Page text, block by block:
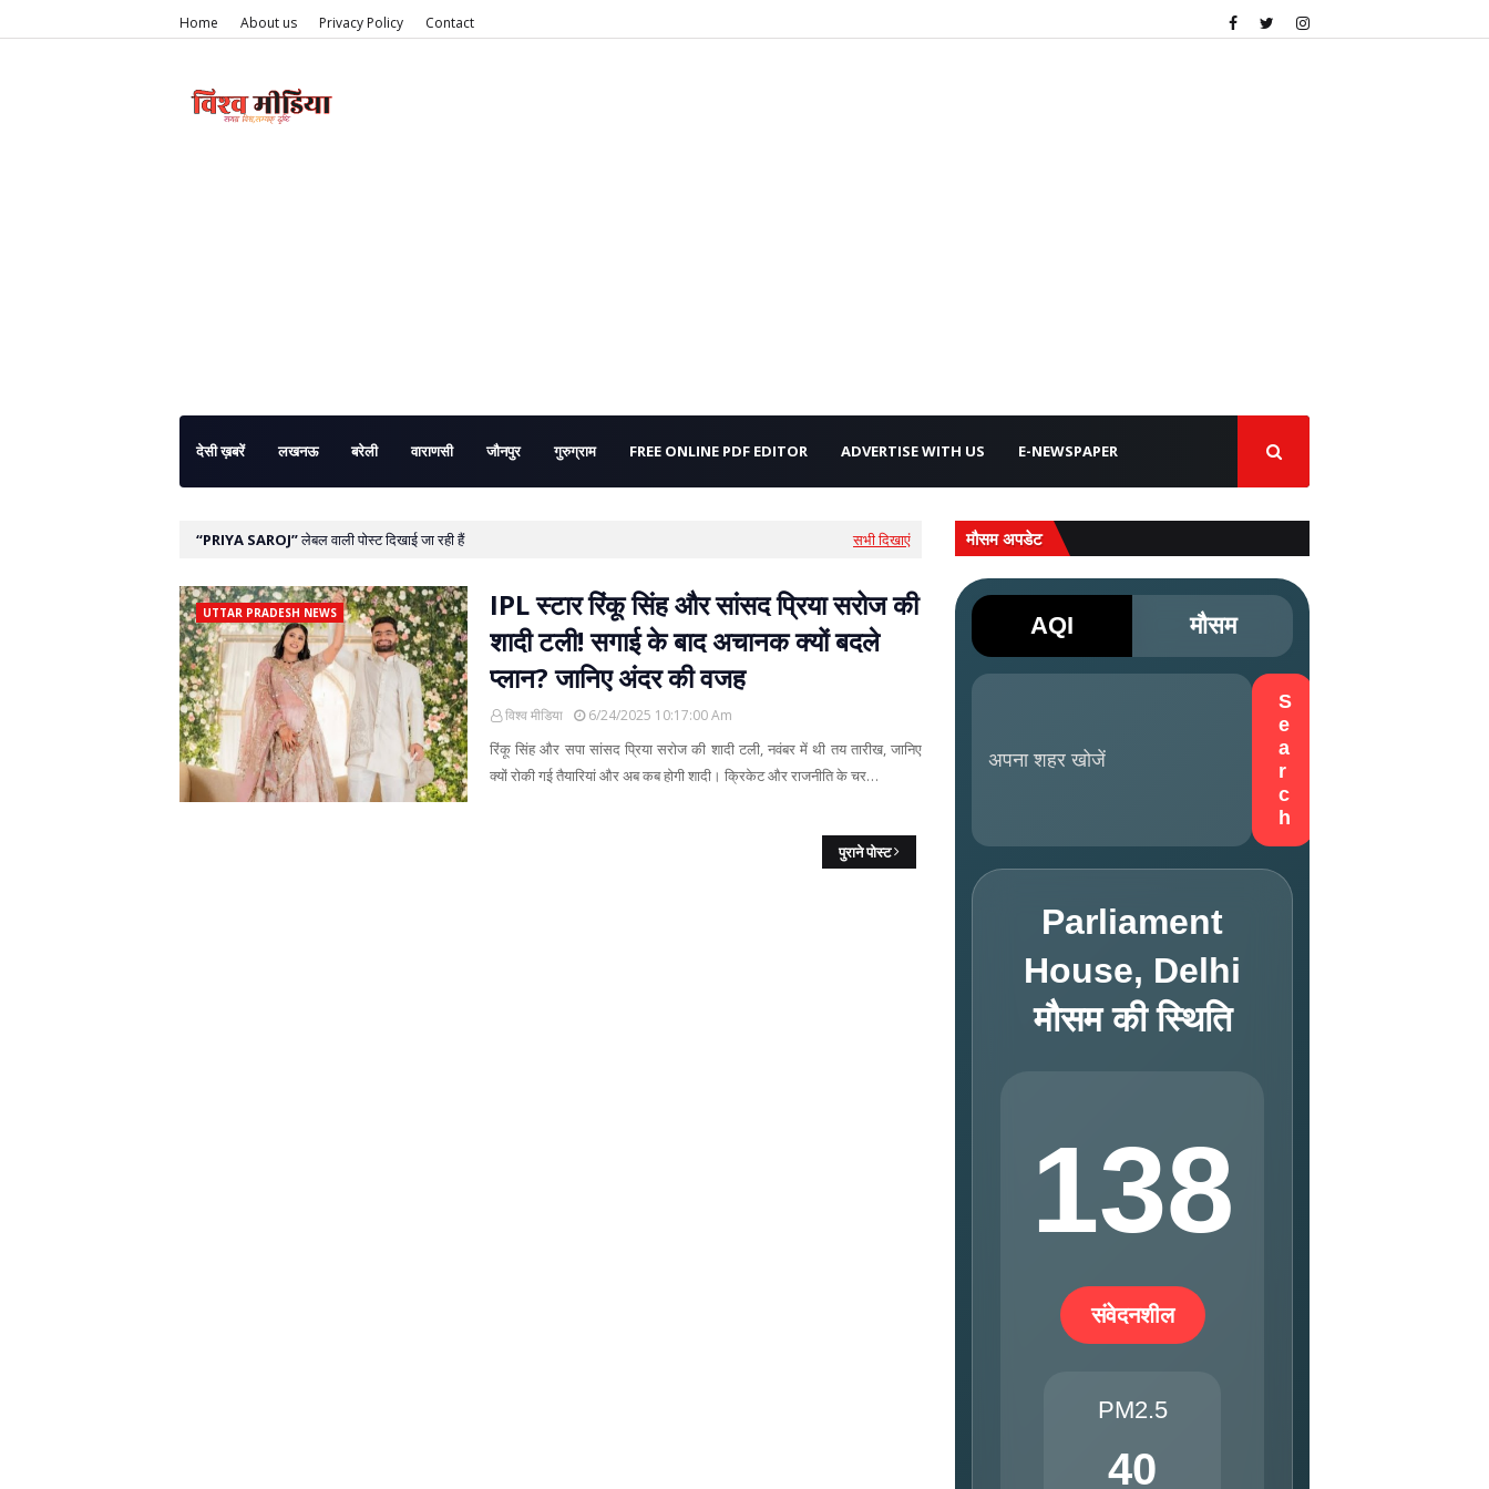
Home About us Privacy Policy Contact
देसी ख़बरें लखनऊ बरेली वाराणसी जौनपुर गुरुग्राम FREE ONLINE PDF EDITOR ADVERTISE WITH US E-NEWSPAPER
PRIYA SAROJ लेबल वाली पोस्ट दिखाई जा रही हैं सभी दिखाएं
UTTAR PRADESH NEWS
IPL स्टार रिंकू सिंह और सांसद प्रिया सरोज की
शादी टली! सगाई के बाद अचानक क्यों बदले
प्लान? जानिए अंदर की वजह
विश्व मीडिया 6/24/2025 10:17:00 Am
रिंकू सिंह और सपा सांसद प्रिया सरोज की शादी टली, नवंबर में थी तय तारीख, जानिए
क्यों रोकी गई तैयारियां और अब कब होगी शादी। क्रिकेट और राजनीति के चर…
पुराने पोस्ट
मौसम अपडेट
AQI मौसम
S
e
a
r
c
h
Parliament
House, Delhi
मौसम की स्थिति
138
संवेदनशील
PM2.5
40